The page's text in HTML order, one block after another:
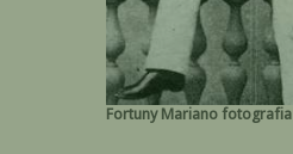
Fortuny Mariano fotografia